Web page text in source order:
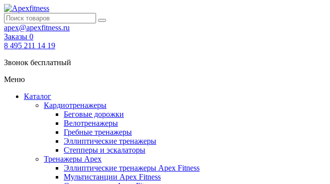
apex@apexfitness.ru
Заказы 0
8 495 211 14 19
Звонок бесплатный
Меню
Каталог
Кардиотренажеры
Беговые дорожки
Велотренажеры
Гребные тренажеры
Эллиптические тренажеры
Степперы и эскалаторы
Тренажеры Apex
Эллиптические тренажеры Apex Fitness
Мультистанции Apex Fitness